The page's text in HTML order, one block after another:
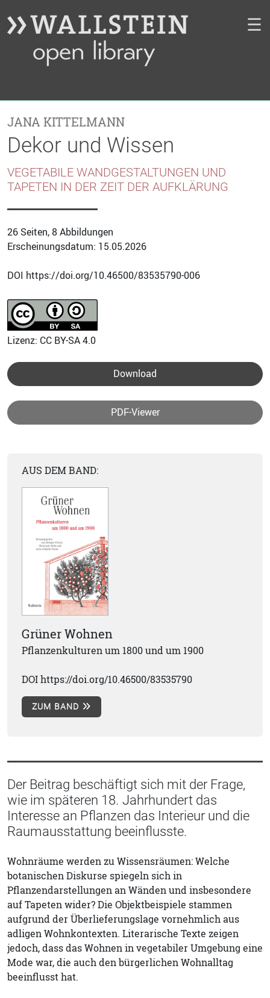
☰
JANA KITTELMANN
Dekor und Wissen
VEGETABILE WANDGESTALTUNGEN UND
TAPETEN IN DER ZEIT DER AUFKLÄRUNG
26 Seiten, 8 Abbildungen
Erscheinungsdatum: 15.05.2026
DOI https://doi.org/10.46500/83535790-006
Lizenz: CC BY-SA 4.0
Download
PDF-Viewer
AUS DEM BAND:
Grüner Wohnen
Pflanzenkulturen um 1800 und um 1900
DOI https://doi.org/10.46500/83535790
ZUM BAND
Der Beitrag beschäftigt sich mit der Frage,
wie im späteren 18. Jahrhundert das
Interesse an Pflanzen das Interieur und die
Raumausstattung beeinflusste.
Wohnräume werden zu Wissensräumen: Welche
botanischen Diskurse spiegeln sich in
Pflanzendarstellungen an Wänden und insbesondere
auf Tapeten wider? Die Objektbeispiele stammen
aufgrund der Überlieferungslage vornehmlich aus
adligen Wohnkontexten. Literarische Texte zeigen
jedoch, dass das Wohnen in vegetabiler Umgebung eine
Mode war, die auch den bürgerlichen Wohnalltag
beeinflusst hat.